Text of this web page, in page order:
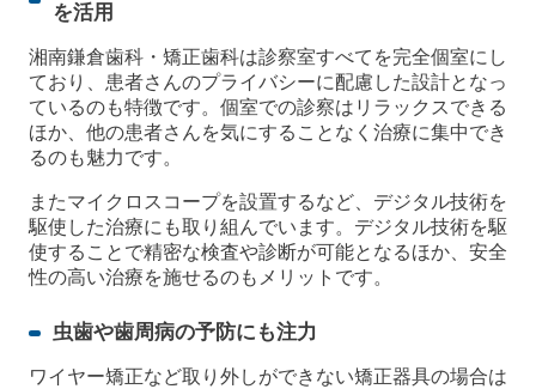
を活用
湘南鎌倉歯科・矯正歯科は診察室すべてを完全個室にし
ており、患者さんのプライバシーに配慮した設計となっ
ているのも特徴です。個室での診察はリラックスできる
ほか、他の患者さんを気にすることなく治療に集中でき
るのも魅力です。
またマイクロスコープを設置するなど、デジタル技術を
駆使した治療にも取り組んでいます。デジタル技術を駆
使することで精密な検査や診断が可能となるほか、安全
性の高い治療を施せるのもメリットです。
虫歯や歯周病の予防にも注力
ワイヤー矯正など取り外しができない矯正器具の場合は